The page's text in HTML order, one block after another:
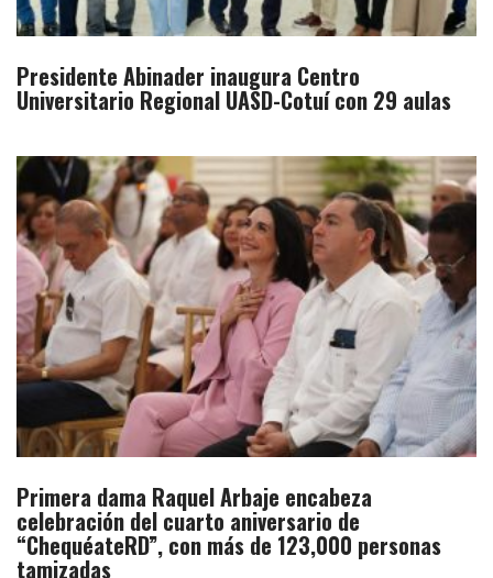
Presidente Abinader inaugura Centro
Universitario Regional UASD-Cotuí con 29 aulas
Primera dama Raquel Arbaje encabeza
celebración del cuarto aniversario de
“ChequéateRD”, con más de 123,000 personas
tamizadas